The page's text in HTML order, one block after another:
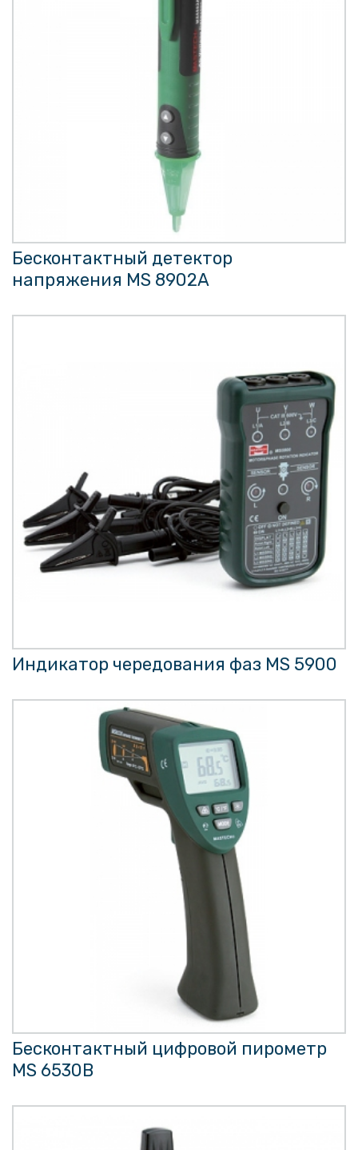
Бесконтактный детектор
напряжения MS 8902A
Индикатор чередования фаз MS 5900
Бесконтактный цифровой пирометр
MS 6530B